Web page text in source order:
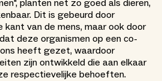
planten net zo goed als dieren,
Dit is gebeurd door
van de mens, maar ook door
deze organismen op een co-
heeft gezet, waardoor
zijn ontwikkeld die aan elkaar
respectievelijke behoeften.